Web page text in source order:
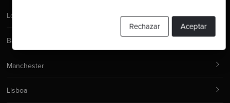
Aceptar
Rechazar
Londres
Barcelona
Manchester
Lisboa